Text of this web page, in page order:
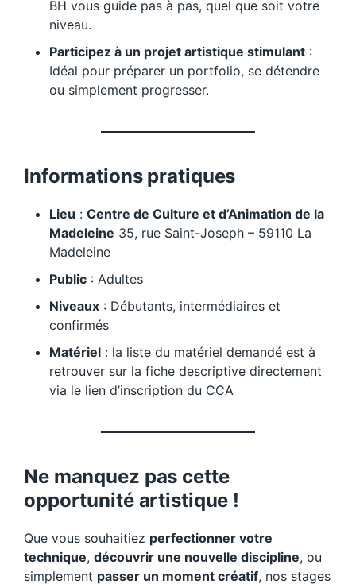
BH vous guide pas à pas, quel que soit votre
niveau.
Participez à un projet artistique stimulant :
Idéal pour préparer un portfolio, se détendre
ou simplement progresser.
Informations pratiques
Lieu : Centre de Culture et d’Animation de la
Madeleine 35, rue Saint-Joseph – 59110 La
Madeleine
Public : Adultes
Niveaux : Débutants, intermédiaires et
confirmés
Matériel : la liste du matériel demandé est à
retrouver sur la fiche descriptive directement
via le lien d’inscription du CCA
Ne manquez pas cette
opportunité artistique !
Que vous souhaitiez perfectionner votre
technique, découvrir une nouvelle discipline, ou
simplement passer un moment créatif, nos stages